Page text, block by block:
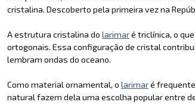
cristalina. Descoberto pela primeira vez na
A estrutura cristalina do larimaré triclínica, o
ortogonais. Essa configuração de cristal
lembram ondas do oceano.
Como material ornamental, o larimaré
natural fazem dela uma escolha popular entre